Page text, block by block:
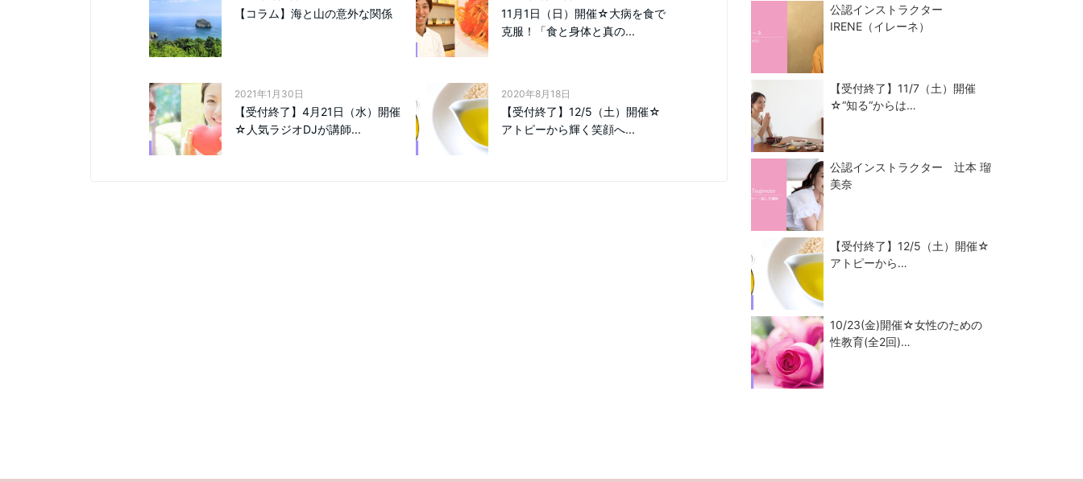
【コラム】海と山の意外な関係
11月1日（日）開催☆大病を食で
克服！「食と身体と真の...
2021年1月30日
【受付終了】4月21日（水）開催
☆人気ラジオDJが講師...
2020年8月18日
【受付終了】12/5（土）開催☆
アトピーから輝く笑顔へ...
公認インストラクター
IRENE（イレーネ）
【受付終了】11/7（土）開催
☆“知る“からは…
公認インストラクター 辻本 瑠
美奈
【受付終了】12/5（土）開催☆
アトピーから…
10/23(金)開催☆女性のための
性教育(全2回)…